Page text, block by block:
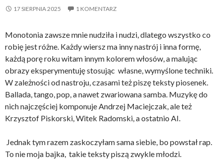
17 SIERPNIA 2025 1 KOMENTARZ
Monotonia zawsze mnie nudziła i nudzi, dlatego wszystko co
robię jest różne. Każdy wiersz ma inny nastrój i inna formę,
każdą porę roku witam innym kolorem włosów, a malując
obrazy eksperymentuję stosując własne, wymyślone techniki.
W zależności od nastroju, czasami też piszę teksty piosenek.
Ballada, tango, pop, a nawet zwariowana samba. Muzykę do
nich najczęściej komponuje Andrzej Maciejczak, ale też
Krzysztof Piskorski, Witek Radomski, a ostatnio AI.
Jednak tym razem zaskoczyłam sama siebie, bo powstał rap.
To nie moja bajka, takie teksty piszą zwykle młodzi.